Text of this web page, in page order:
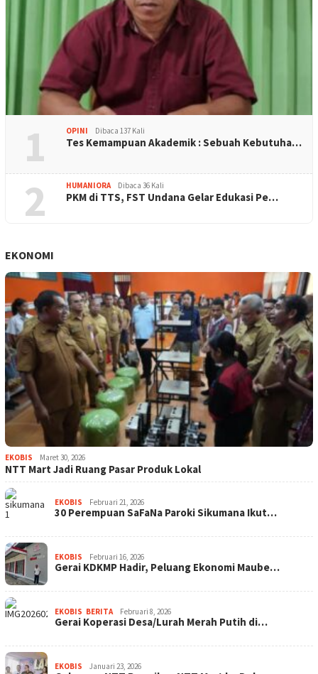
1 OPINI Dibaca 137 Kali
Tes Kemampuan Akademik : Sebuah Kebutuha…
2 HUMANIORA Dibaca 36 Kali
PKM di TTS, FST Undana Gelar Edukasi Pe…
EKONOMI
EKOBIS Maret 30, 2026
NTT Mart Jadi Ruang Pasar Produk Lokal
EKOBIS Februari 21, 2026
30 Perempuan SaFaNa Paroki Sikumana Ikut…
EKOBIS Februari 16, 2026
Gerai KDKMP Hadir, Peluang Ekonomi Maube…
EKOBIS BERITA Februari 8, 2026
Gerai Koperasi Desa/Lurah Merah Putih di…
EKOBIS Januari 23, 2026